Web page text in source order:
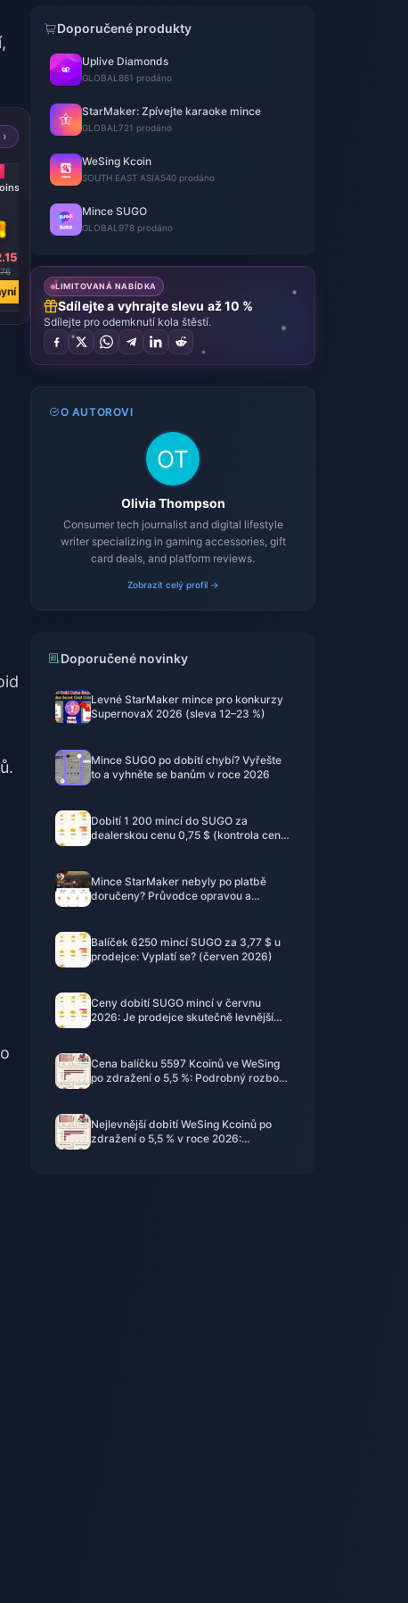
Doporučené produkty
Uplive Diamonds
GLOBAL 861 prodáno
StarMaker: Zpívejte karaoke mince
GLOBAL 721 prodáno
WeSing Kcoin
SOUTH EAST ASIA540 prodáno
Mince SUGO
GLOBAL 978 prodáno
LIMITOVANÁ NABÍDKA
Sdílejte a vyhrajte slevu až 10 %
Sdílejte pro odemknutí kola štěstí.
O AUTOROVI
Olivia Thompson
Consumer tech journalist and digital lifestyle
writer specializing in gaming accessories, gift
card deals, and platform reviews.
Zobrazit celý profil →
Doporučené novinky
Levné StarMaker mince pro konkurzy
SupernovaX 2026 (sleva 12–23 %)
Mince SUGO po dobití chybí? Vyřešte
to a vyhněte se banům v roce 2026
Dobití 1 200 mincí do SUGO za
dealerskou cenu 0,75 $ (kontrola cen k
Mince StarMaker nebyly po platbě
doručeny? Průvodce opravou a
Balíček 6250 mincí SUGO za 3,77 $ u
prodejce: Vyplatí se? (červen 2026)
Ceny dobití SUGO mincí v červnu
2026: Je prodejce skutečně levnější
Cena balíčku 5597 Kcoinů ve WeSing
po zdražení o 5,5 %: Podrobný rozbor
Nejlevnější dobití WeSing Kcoinů po
zdražení o 5,5 % v roce 2026: